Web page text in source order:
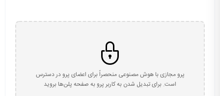
پرو مجازی با هوش مصنوعی منحصراً برای اعضای پرو در دسترس
است. برای تبدیل شدن به کاربر پرو به صفحه پلن‌ها بروید